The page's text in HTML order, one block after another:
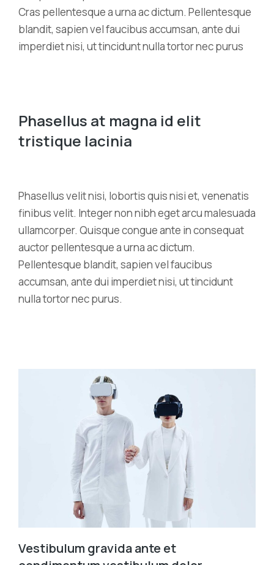
Cras pellentesque a urna ac dictum. Pellentesque
blandit, sapien vel faucibus accumsan, ante dui
imperdiet nisi, ut tincidunt nulla tortor nec purus
Phasellus at magna id elit
tristique lacinia
Phasellus velit nisi, lobortis quis nisi et, venenatis
finibus velit. Integer non nibh eget arcu malesuada
ullamcorper. Quisque congue ante in consequat
auctor pellentesque a urna ac dictum.
Pellentesque blandit, sapien vel faucibus
accumsan, ante dui imperdiet nisi, ut tincidunt
nulla tortor nec purus.
Vestibulum gravida ante et